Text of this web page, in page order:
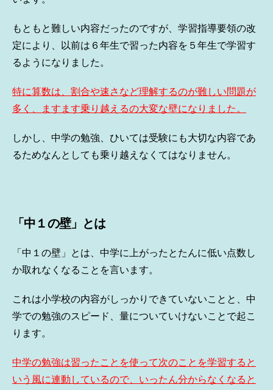
もともと難しい内容だったのですが、学習指導要領の改
定により、以前は６年生で習った内容を５年生で学習す
るようになりました。
特に算数は、割合や速さなど理解するのが難しい問題が
多く、ますます乗り越えるの大変な壁になりました。
しかし、中学の勉強、ひいては受験にも大切な内容であ
るためなんとしても乗り越えなくてはなりません。
「中１の壁」とは
「中１の壁」とは、中学に上がったとたんに低い点数し
か取れなくなることを言います。
これは小学校の内容がしっかりできていないことと、中
学での勉強のスピード、量についていけないことで起こ
ります。
中学の勉強は習ったことを使って次のことを学習すると
いう風に連動しているので、いったん分からなくなると